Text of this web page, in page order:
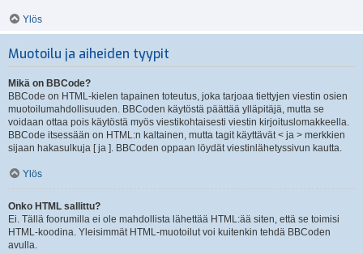
Ylös
Muotoilu ja aiheiden tyypit
Mikä on BBCode?
BBCode on HTML-kielen tapainen toteutus, joka tarjoaa tiettyjen viestin osien
muotoilumahdollisuuden. BBCoden käytöstä päättää ylläpitäjä, mutta se
voidaan ottaa pois käytöstä myös viestikohtaisesti viestin kirjoituslomakkeella.
BBCode itsessään on HTML:n kaltainen, mutta tagit käyttävät < ja > merkkien
sijaan hakasulkuja [ ja ]. BBCoden oppaan löydät viestinlähetyssivun kautta.
Ylös
Onko HTML sallittu?
Ei. Tällä foorumilla ei ole mahdollista lähettää HTML:ää siten, että se toimisi
HTML-koodina. Yleisimmät HTML-muotoilut voi kuitenkin tehdä BBCoden
avulla.